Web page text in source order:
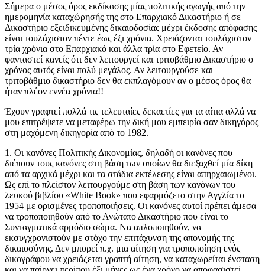
Σήμερα ο μέσος όρος εκδίκασης μίας πολιτικής αγωγής από την
ημερομηνία καταχώρησής της στο Επαρχιακό Δικαστήριο ή σε
Δικαστήριο εξειδικευμένης δικαιοδοσίας μέχρι έκδοσης απόφασης
είναι τουλάχιστον πέντε έως έξι χρόνια. Χρειάζονται τουλάχιστον
τρία χρόνια στο Επαρχιακό και άλλα τρία στο Εφετείο. Αν
φανταστεί κανείς ότι δεν λειτουργεί και τριτοβάθμιο Δικαστήριο ο
χρόνος αυτός είναι πολύ μεγάλος. Αν λειτουργούσε και
τριτοβάθμιο δικαστήριο δεν θα εκπλαγόμουν αν ο μέσος όρος θα
ήταν πλέον εννέα χρόνια!!
Έχουν γραφτεί πολλά τις τελευταίες δεκαετίες για τα αίτια αλλά να
μου επιτρέψετε να μεταφέρω την δική μου εμπειρία σαν δικηγόρος
στη μαχόμενη δικηγορία από το 1982.
1. Οι κανόνες Πολιτικής Δικονομίας, δηλαδή οι κανόνες που
διέπουν τους κανόνες στη βάση των οποίων θα διεξαχθεί μία δίκη
από τα αρχικά μέχρι και τα στάδια εκτέλεσης είναι απηρχαιωμένοι.
Ως επί το πλείστον λειτουργούμε στη βάση των κανόνων του
λευκού βιβλίου «White Book» που εφαρμόζετο στην Αγγλία το
1954 με ορισμένες τροποποιήσεις. Οι κανόνες αυτοί πρέπει άμεσα
να τροποποιηθούν από το Ανώτατο Δικαστήριο που είναι το
Συνταγματικά αρμόδιο σώμα. Να απλοποιηθούν, να
εκσυγχρονιστούν με στόχο την επιτάχυνση της απονομής της
δικαιοσύνης. Δεν μπορεί π.χ. μια αίτηση για τροποποίηση ενός
δικογράφου να χρειάζεται γραπτή αίτηση, να καταχωρείται ένσταση